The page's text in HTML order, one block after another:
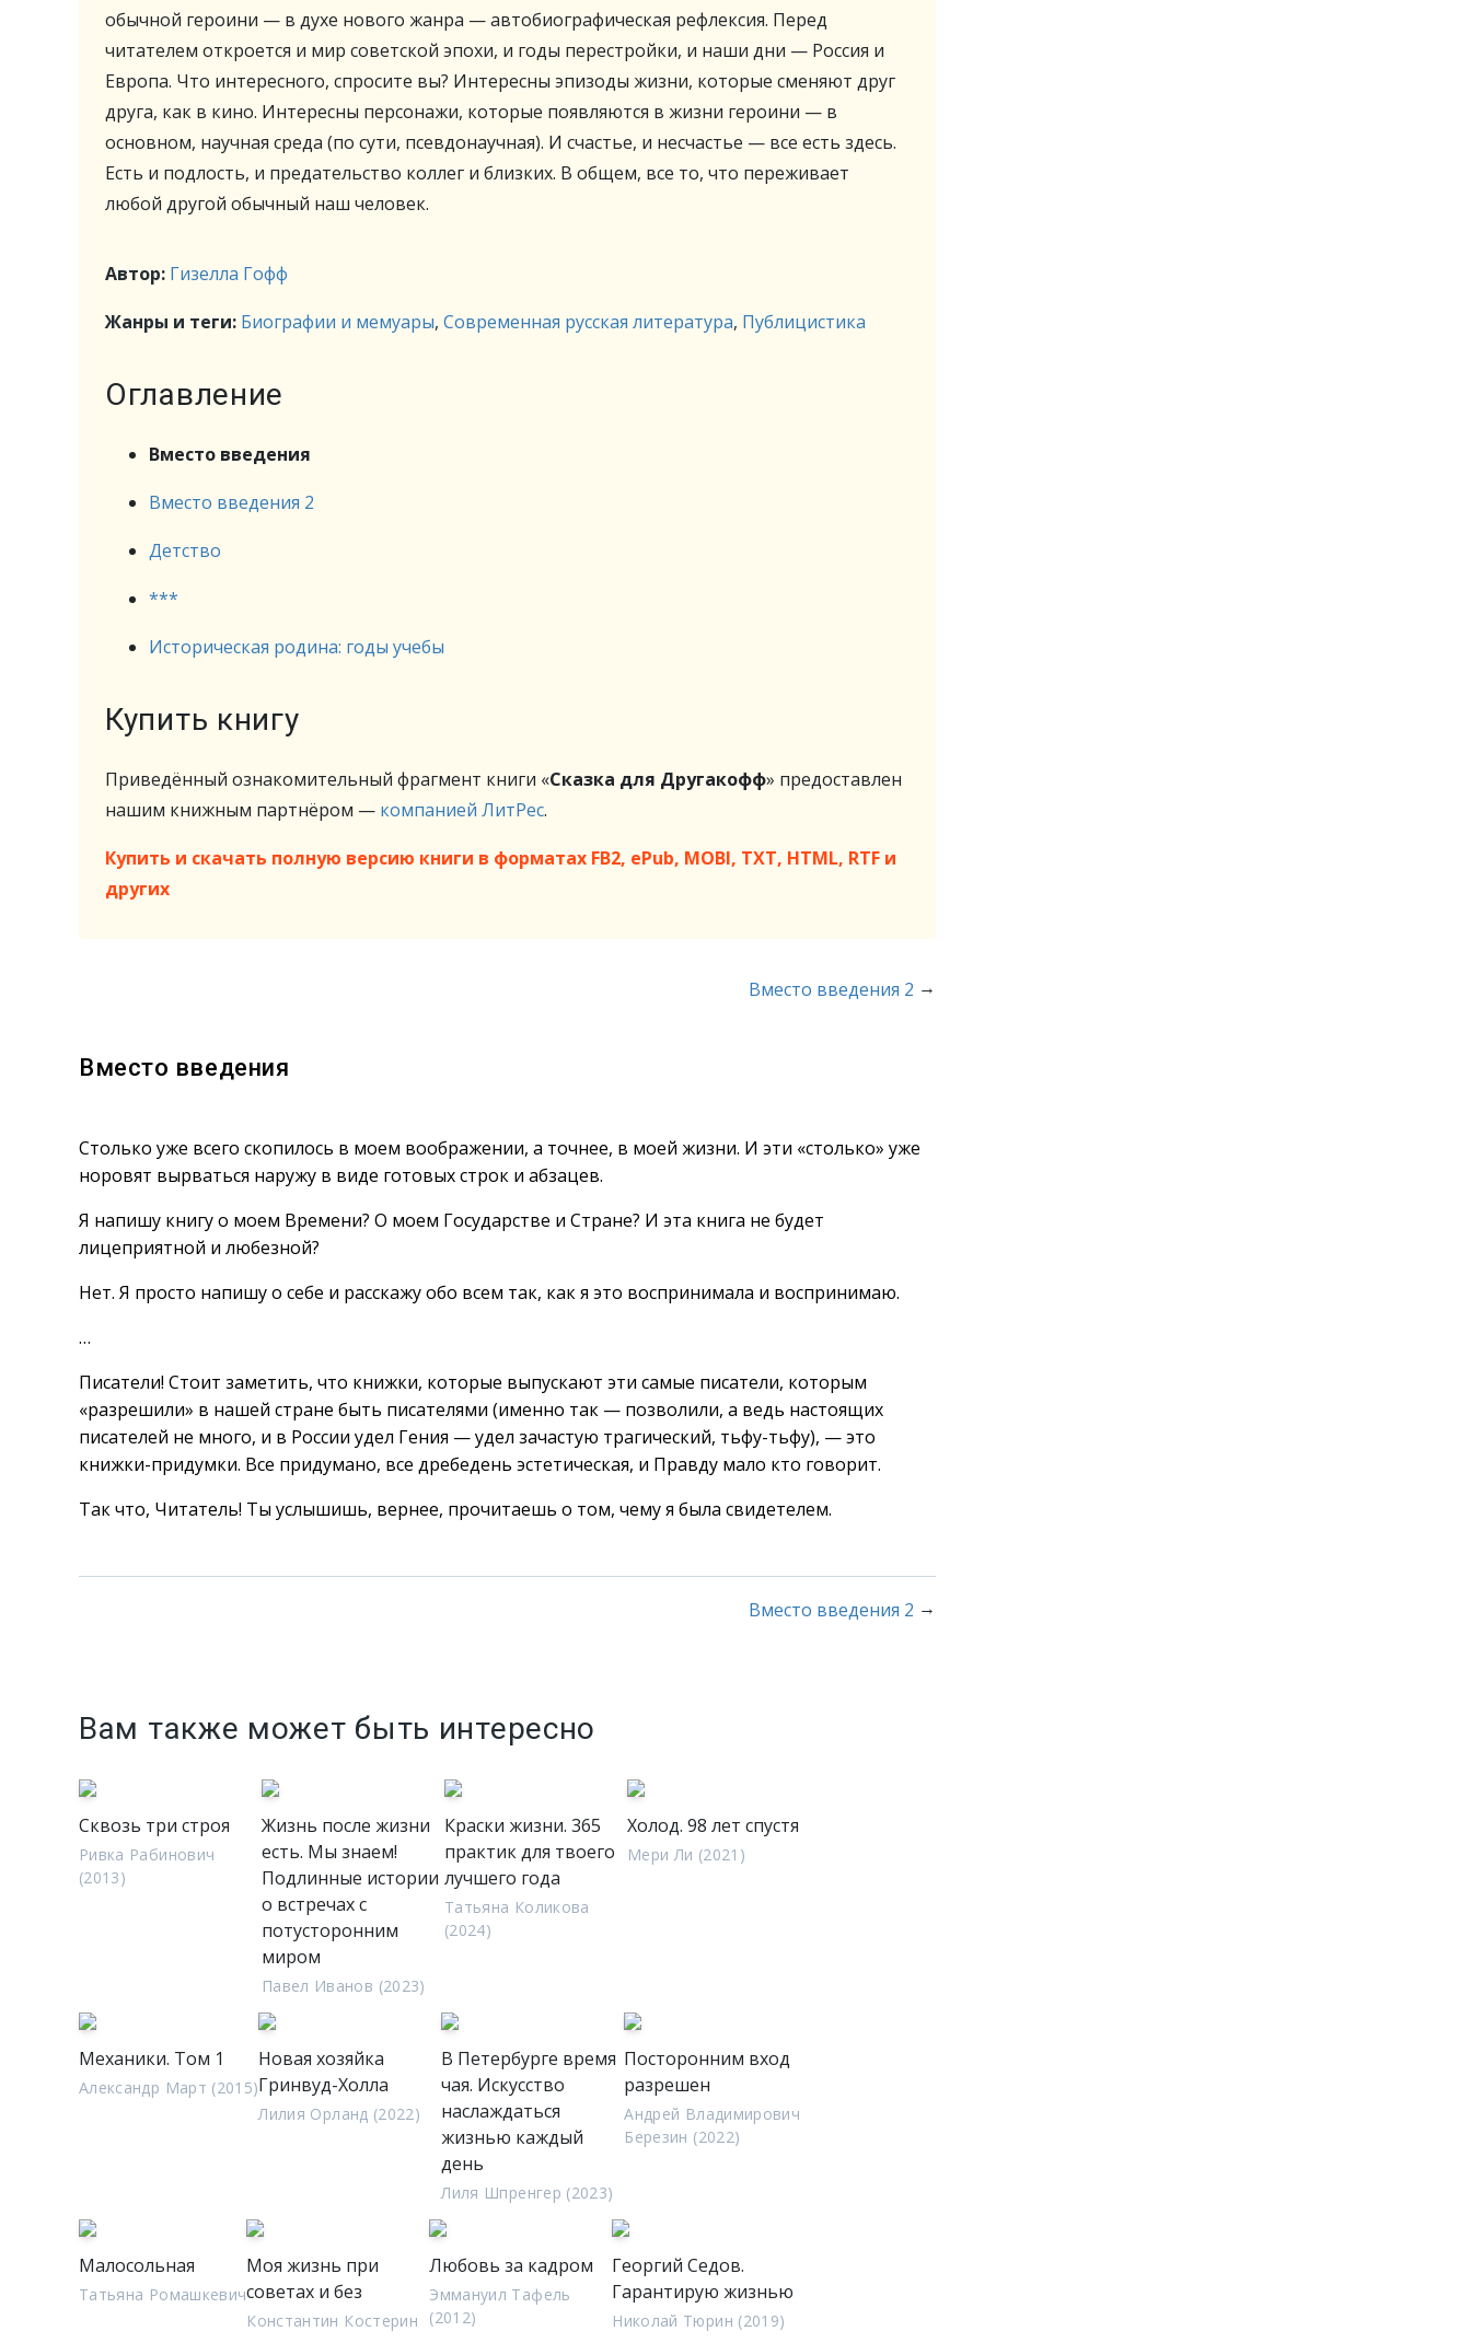
обычной героини — в духе нового жанра — автобиографическая рефлексия. Перед
читателем откроется и мир советской эпохи, и годы перестройки, и наши дни — Россия и
Европа. Что интересного, спросите вы? Интересны эпизоды жизни, которые сменяют друг
друга, как в кино. Интересны персонажи, которые появляются в жизни героини — в
основном, научная среда (по сути, псевдонаучная). И счастье, и несчастье — все есть здесь.
Есть и подлость, и предательство коллег и близких. В общем, все то, что переживает
любой другой обычный наш человек.
Автор: Гизелла Гофф
Жанры и теги: Биографии и мемуары, Современная русская литература, Публицистика
Оглавление
Вместо введения
Вместо введения 2
Детство
***
Историческая родина: годы учебы
Купить книгу
Приведённый ознакомительный фрагмент книги «Сказка для Другакофф» предоставлен
нашим книжным партнёром — компанией ЛитРес.
Купить и скачать полную версию книги в форматах FB2, ePub, MOBI, TXT, HTML, RTF и
других
Вместо введения 2 →
Вместо введения
Столько уже всего скопилось в моем воображении, а точнее, в моей жизни. И эти «столько» уже
норовят вырваться наружу в виде готовых строк и абзацев.
Я напишу книгу о моем Времени? О моем Государстве и Стране? И эта книга не будет
лицеприятной и любезной?
Нет. Я просто напишу о себе и расскажу обо всем так, как я это воспринимала и воспринимаю.
…
Писатели! Стоит заметить, что книжки, которые выпускают эти самые писатели, которым
«разрешили» в нашей стране быть писателями (именно так — позволили, а ведь настоящих
писателей не много, и в России удел Гения — удел зачастую трагический, тьфу-тьфу), — это
книжки-придумки. Все придумано, все дребедень эстетическая, и Правду мало кто говорит.
Так что, Читатель! Ты услышишь, вернее, прочитаешь о том, чему я была свидетелем.
Вместо введения 2 →
Вам также может быть интересно
Сквозь три строя
Ривка Рабинович
(2013)
Жизнь после жизни
есть. Мы знаем!
Подлинные истории
о встречах с
потусторонним
миром
Павел Иванов (2023)
Краски жизни. 365
практик для твоего
лучшего года
Татьяна Коликова
(2024)
Холод. 98 лет спустя
Мери Ли (2021)
Механики. Том 1
Александр Март (2015)
Новая хозяйка
Гринвуд-Холла
Лилия Орланд (2022)
В Петербурге время
чая. Искусство
наслаждаться
жизнью каждый
день
Лиля Шпренгер (2023)
Посторонним вход
разрешен
Андрей Владимирович
Березин (2022)
Малосольная
Татьяна Ромашкевич
Моя жизнь при
советах и без
Константин Костерин
Любовь за кадром
Эммануил Тафель
(2012)
Георгий Седов.
Гарантирую жизнью
Николай Тюрин (2019)